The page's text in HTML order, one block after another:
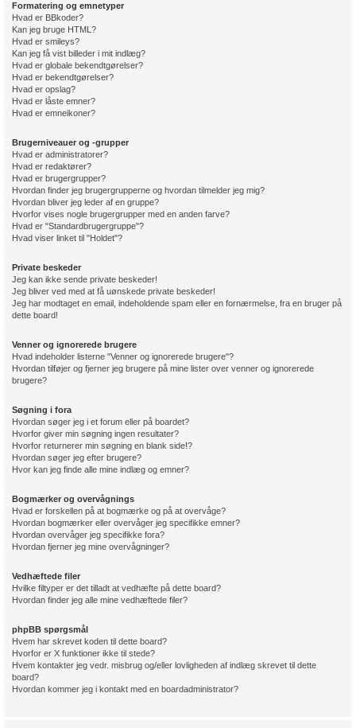
Formatering og emnetyper
Hvad er BBkoder?
Kan jeg bruge HTML?
Hvad er smileys?
Kan jeg få vist billeder i mit indlæg?
Hvad er globale bekendtgørelser?
Hvad er bekendtgørelser?
Hvad er opslag?
Hvad er låste emner?
Hvad er emneikoner?
Brugerniveauer og -grupper
Hvad er administratorer?
Hvad er redaktører?
Hvad er brugergrupper?
Hvordan finder jeg brugergrupperne og hvordan tilmelder jeg mig?
Hvordan bliver jeg leder af en gruppe?
Hvorfor vises nogle brugergrupper med en anden farve?
Hvad er "Standardbrugergruppe"?
Hvad viser linket til "Holdet"?
Private beskeder
Jeg kan ikke sende private beskeder!
Jeg bliver ved med at få uønskede private beskeder!
Jeg har modtaget en email, indeholdende spam eller en fornærmelse, fra en bruger på
dette board!
Venner og ignorerede brugere
Hvad indeholder listerne "Venner og ignorerede brugere"?
Hvordan tilføjer og fjerner jeg brugere på mine lister over venner og ignorerede
brugere?
Søgning i fora
Hvordan søger jeg i et forum eller på boardet?
Hvorfor giver min søgning ingen resultater?
Hvorfor returnerer min søgning en blank side!?
Hvordan søger jeg efter brugere?
Hvor kan jeg finde alle mine indlæg og emner?
Bogmærker og overvågnings
Hvad er forskellen på at bogmærke og på at overvåge?
Hvordan bogmærker eller overvåger jeg specifikke emner?
Hvordan overvåger jeg specifikke fora?
Hvordan fjerner jeg mine overvågninger?
Vedhæftede filer
Hvilke filtyper er det tilladt at vedhæfte på dette board?
Hvordan finder jeg alle mine vedhæftede filer?
phpBB spørgsmål
Hvem har skrevet koden til dette board?
Hvorfor er X funktioner ikke til stede?
Hvem kontakter jeg vedr. misbrug og/eller lovligheden af indlæg skrevet til dette
board?
Hvordan kommer jeg i kontakt med en boardadministrator?